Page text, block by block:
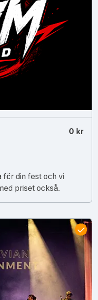
0 kr
för din fest och vi
priset också.